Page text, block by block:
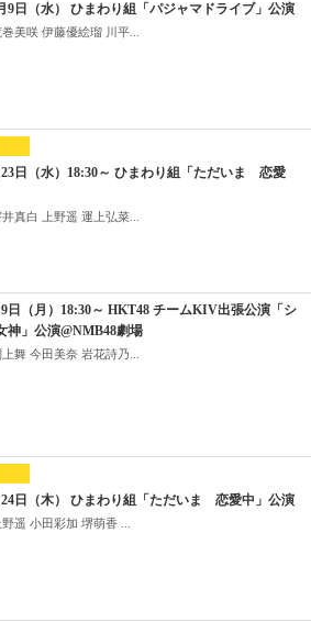
9日（水） ひまわり組「パジャマドライブ」公演
美咲 伊藤優絵瑠 川平...
23日（水）18:30～ ひまわり組「ただいま 恋愛
真白 上野遥 運上弘菜...
9日（月）18:30～ HKT48 チームKIV出張公演「シ
神」公演@NMB48劇場
舞 今田美奈 岩花詩乃...
24日（木） ひまわり組「ただいま 恋愛中」公演
遥 小田彩加 堺萌香 ...